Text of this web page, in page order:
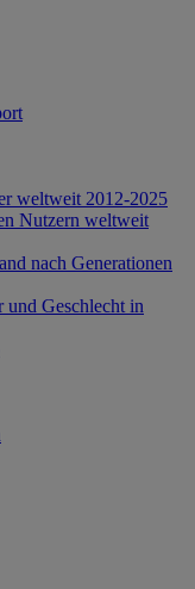
weltweit 2012-2025
Nutzern weltweit
nach Generationen
und Geschlecht in